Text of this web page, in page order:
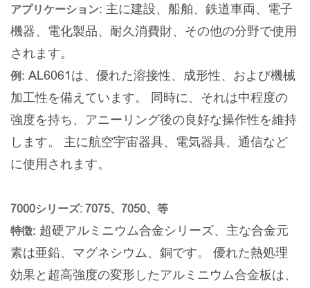
アプリケーション: 主に建設、船舶、鉄道車両、電子
機器、電化製品、耐久消費財、その他の分野で使用
されます。
例 : AL6061は、優れた溶接性、成形性、および機械
加工性を備えています。 同時に、それは中程度の
強度を持ち、アニーリング後の良好な操作性を維持
します。 主に航空宇宙器具、電気器具、通信など
に使用されます。
7000シリーズ: 7075、7050、等
特徴: 超硬アルミニウム合金シリーズ、主な合金元
素は亜鉛、マグネシウム、銅です。 優れた熱処理
効果と超高強度の変形したアルミニウム合金板は、